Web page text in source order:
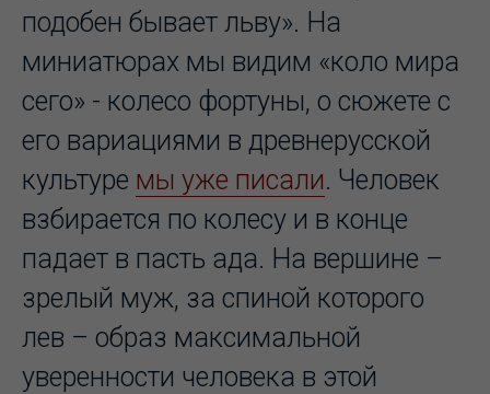
подобен бывает льву». На
миниатюрах мы видим «коло мира
сего» - колесо фортуны, о сюжете с
его вариациями в древнерусской
культуре мы уже писали. Человек
взбирается по колесу и в конце
падает в пасть ада. На вершине –
зрелый муж, за спиной которого
лев – образ максимальной
уверенности человека в этой